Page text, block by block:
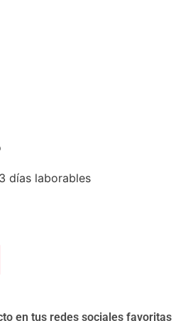
días laborables
en tus redes sociales favoritas